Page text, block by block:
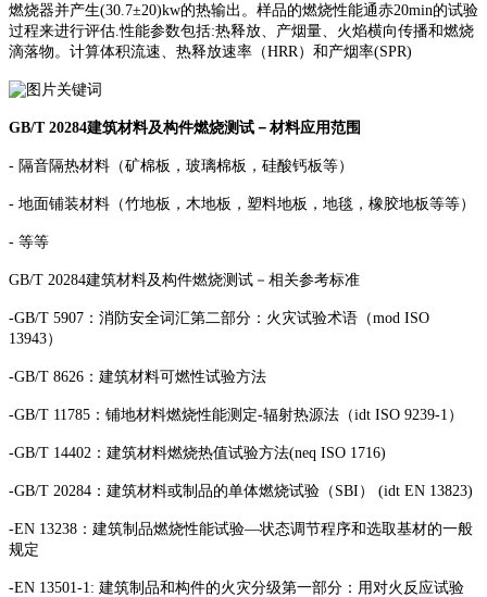
燃烧器并产生(30.7±20)kw的热输出。样品的燃烧性能通赤20min的试验
过程来进行评估.性能参数包括:热释放、产烟量、火焰横向传播和燃烧
滴落物。计算体积流速、热释放速率（HRR）和产烟率(SPR)
GB/T 20284建筑材料及构件燃烧测试－材料应用范围
- 隔音隔热材料（矿棉板，玻璃棉板，硅酸钙板等）
- 地面铺装材料（竹地板，木地板，塑料地板，地毯，橡胶地板等等）
- 等等
GB/T 20284建筑材料及构件燃烧测试－相关参考标准
-GB/T 5907：消防安全词汇第二部分：火灾试验术语（mod ISO
13943）
-GB/T 8626：建筑材料可燃性试验方法
-GB/T 11785：铺地材料燃烧性能测定-辐射热源法（idt ISO 9239-1）
-GB/T 14402：建筑材料燃烧热值试验方法(neq ISO 1716)
-GB/T 20284：建筑材料或制品的单体燃烧试验（SBI） (idt EN 13823)
-EN 13238：建筑制品燃烧性能试验—状态调节程序和选取基材的一般
规定
-EN 13501-1: 建筑制品和构件的火灾分级第一部分：用对火反应试验